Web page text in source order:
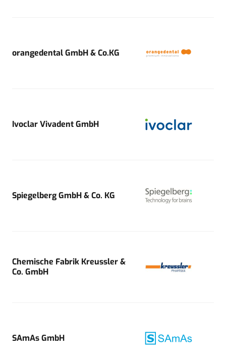
orangedental GmbH & Co.KG
Ivoclar Vivadent GmbH
Spiegelberg GmbH & Co. KG
Chemische Fabrik Kreussler &
Co. GmbH
SAmAs GmbH